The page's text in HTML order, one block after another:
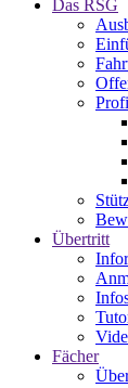
Das RSG
Übertritt
Fächer